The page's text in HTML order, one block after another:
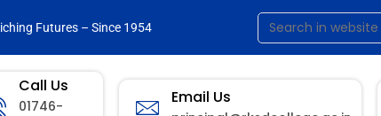
Futures – Since 1954
Call Us
01746-
Email Us